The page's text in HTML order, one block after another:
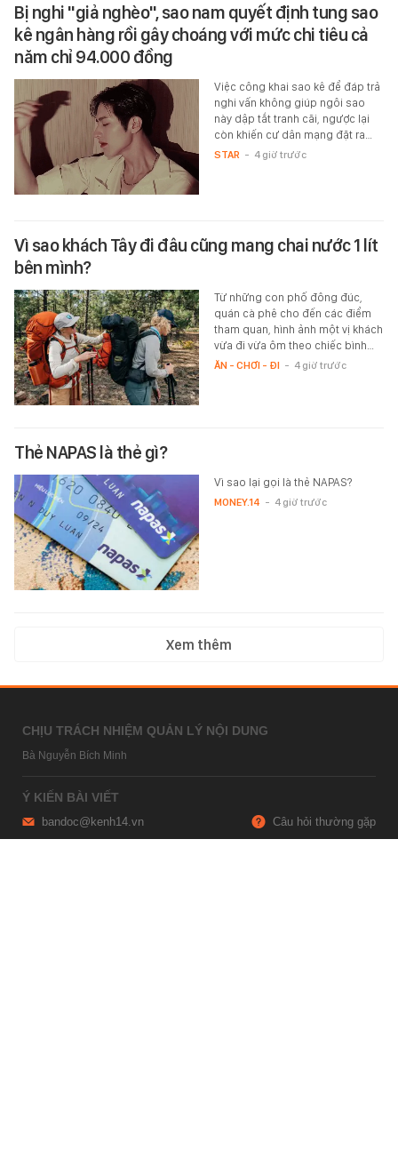
Bị nghi "giả nghèo", sao nam quyết định tung sao
kê ngân hàng rồi gây choáng với mức chi tiêu cả
năm chỉ 94.000 đồng
Việc công khai sao kê để đáp trả
nghi vấn không giúp ngôi sao
này dập tắt tranh cãi, ngược lại
còn khiến cư dân mạng đặt ra…
STAR - 4 giờ trước
Vì sao khách Tây đi đâu cũng mang chai nước 1 lít
bên mình?
Từ những con phố đông đúc,
quán cà phê cho đến các điểm
tham quan, hình ảnh một vị khách
vừa đi vừa ôm theo chiếc bình…
ĂN - CHƠI - ĐI - 4 giờ trước
Thẻ NAPAS là thẻ gì?
Vì sao lại gọi là thẻ NAPAS?
MONEY.14 - 4 giờ trước
Xem thêm
CHỊU TRÁCH NHIỆM QUẢN LÝ NỘI DUNG
Bà Nguyễn Bích Minh
Ý KIẾN BÀI VIẾT
bandoc@kenh14.vn Câu hỏi thường gặp